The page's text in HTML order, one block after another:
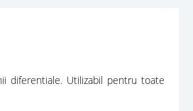
diferentiale. Utilizabil pentru toate